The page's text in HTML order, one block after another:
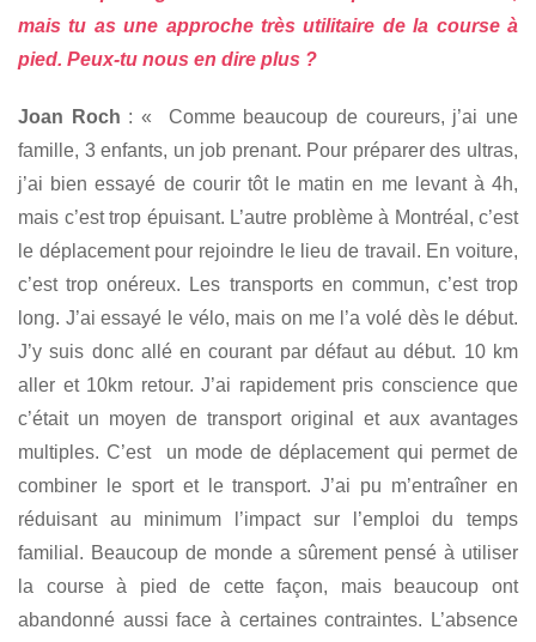
mais tu as une approche très utilitaire de la course à
pied. Peux-tu nous en dire plus ?
Joan Roch : « Comme beaucoup de coureurs, j’ai une
famille, 3 enfants, un job prenant. Pour préparer des ultras,
j’ai bien essayé de courir tôt le matin en me levant à 4h,
mais c’est trop épuisant. L’autre problème à Montréal, c’est
le déplacement pour rejoindre le lieu de travail. En voiture,
c’est trop onéreux. Les transports en commun, c’est trop
long. J’ai essayé le vélo, mais on me l’a volé dès le début.
J’y suis donc allé en courant par défaut au début. 10 km
aller et 10km retour. J’ai rapidement pris conscience que
c’était un moyen de transport original et aux avantages
multiples. C’est un mode de déplacement qui permet de
combiner le sport et le transport. J’ai pu m’entraîner en
réduisant au minimum l’impact sur l’emploi du temps
familial. Beaucoup de monde a sûrement pensé à utiliser
la course à pied de cette façon, mais beaucoup ont
abandonné aussi face à certaines contraintes. L’absence